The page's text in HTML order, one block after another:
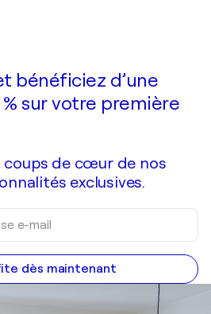
bénéficiez d’une
sur votre première
coups de cœur de nos
exclusives.
dès maintenant